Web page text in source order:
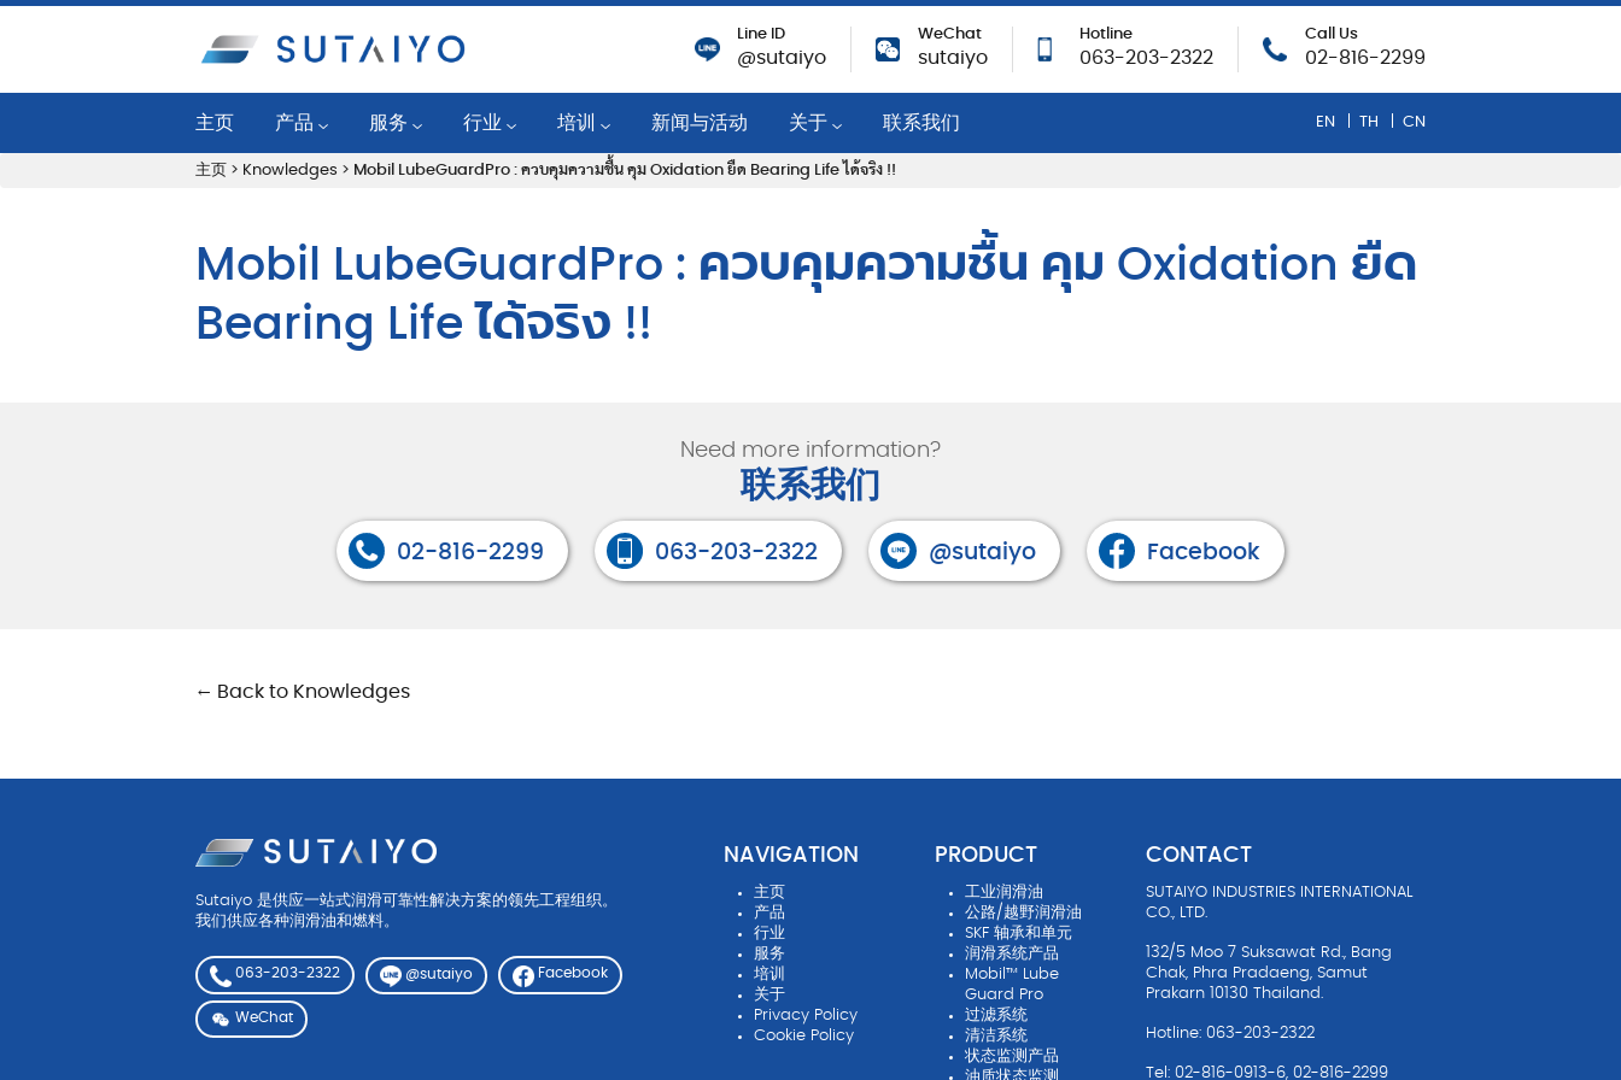
Line ID
@sutaiyo
WeChat
sutaiyo
Hotline
063-203-2322
Call Us
02-816-2299
主页 产品
工业润滑油
SKF 轴承和单元
润滑系统产品
状态监测产品
油质状态监测
服务
可靠性计划
液体管理服务
润滑工程服务
行业
发电厂
石油化工
一般制造业
培训
培训活动
培训课程
新闻与活动 关于
公司概况
可持续性
对新冠肺炎的响应
隐私政策
Cookie 政策
联系我们 EN TH CN
主页 > Knowledges > Mobil LubeGuardPro : ควบคุมความชื้น คุม Oxidation ยืด Bearing Life ได้จริง !!
Mobil LubeGuardPro : ควบคุมความชื้น คุม Oxidation ยืด
Bearing Life ได้จริง !!
Need more information?
联系我们
02-816-2299 063-203-2322 @sutaiyo Facebook
← Back to Knowledges
Sutaiyo 是供应一站式润滑可靠性解决方案的领先工程组织。
我们供应各种润滑油和燃料。
063-203-2322 @sutaiyo Facebook
WeChat
NAVIGATION
主页
产品
行业
服务
培训
关于
Privacy Policy
Cookie Policy
PRODUCT
工业润滑油
公路/越野润滑油
SKF 轴承和单元
润滑系统产品
Mobil™ Lube
Guard Pro
过滤系统
清洁系统
状态监测产品
CONTACT
SUTAIYO INDUSTRIES INTERNATIONAL
CO., LTD.
132/5 Moo 7 Suksawat Rd., Bang
Chak, Phra Pradaeng, Samut
Prakarn 10130 Thailand.
Hotline: 063-203-2322
Tel: 02-816-0913-6, 02-816-2299